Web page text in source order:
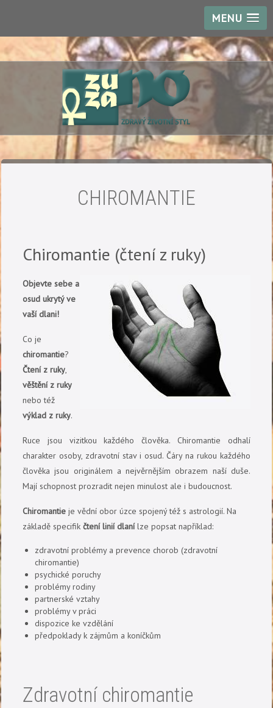
MENU
CHIROMANTIE
Chiromantie (čtení z ruky)
Objevte sebe a
osud ukrytý ve
vaší dlani!
Co je
chiromantie?
Čtení z ruky,
věštění z ruky
nebo též
výklad z ruky.
Ruce jsou vizitkou každého člověka. Chiromantie odhalí
charakter osoby, zdravotní stav i osud. Čáry na rukou každého
člověka jsou originálem a nejvěrnějším obrazem naší duše.
Mají schopnost prozradit nejen minulost ale i budoucnost.
Chiromantie je vědní obor úzce spojený též s astrologií. Na
základě specifikčtení linií dlanílze popsat například:
zdravotní problémy a prevence chorob (zdravotní
chiromantie)
psychické poruchy
problémy rodiny
partnerské vztahy
problémy v práci
dispozice ke vzdělání
předpoklady k zájmům a koníčkům
Zdravotní chiromantie